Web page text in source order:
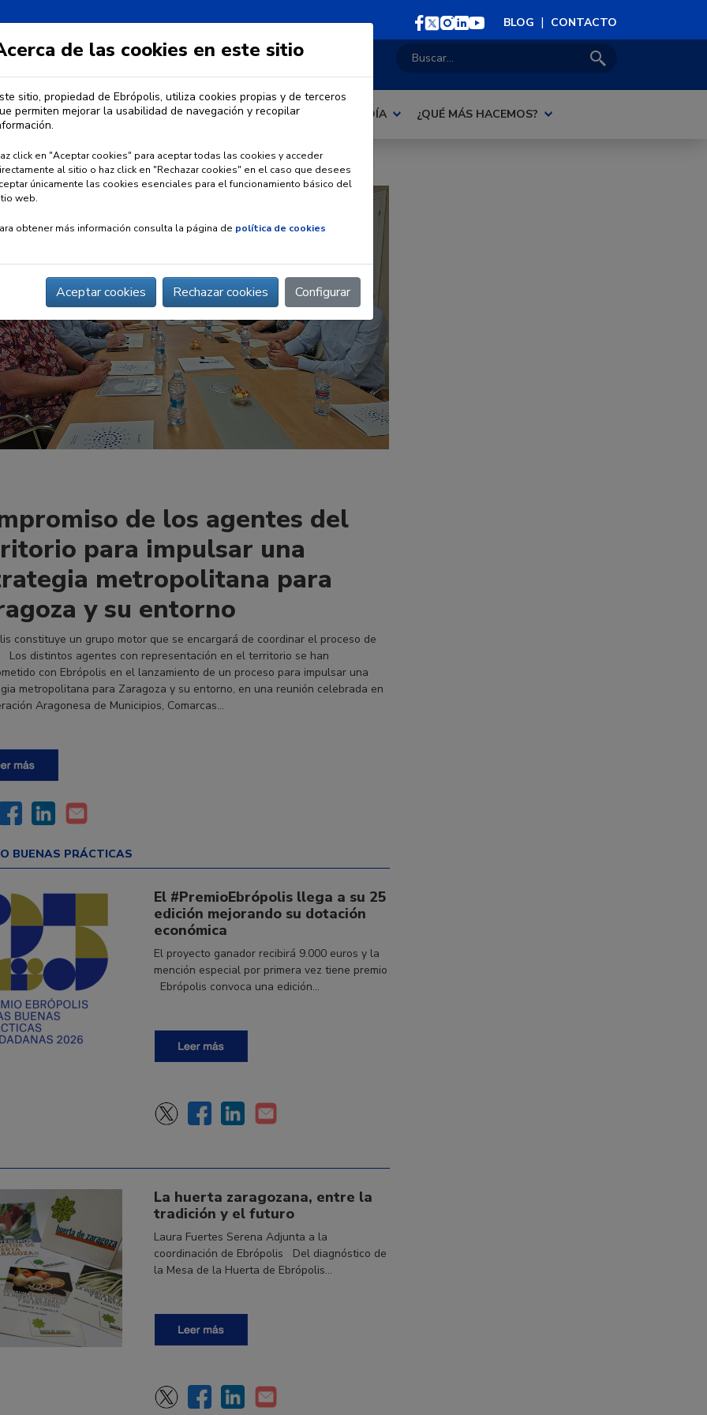
BLOG | CONTACTO
OBSERVATORIO URBANO PREMIO EBRÓPOLIS AL DÍA ¿QUÉ MÁS HACEMOS?
de los agentes del
para impulsar una
metropolitana para
y su entorno
constituye un grupo motor que se encargará de coordinar el proceso de
Los distintos agentes con representación en el territorio se han
con Ebrópolis en el lanzamiento de un proceso para impulsar una
metropolitana para Zaragoza y su entorno, en una reunión celebrada en
Aragonesa de Municipios, Comarcas…
BUENAS PRÁCTICAS
El #PremioEbrópolis llega a su 25
edición mejorando su dotación
económica
El proyecto ganador recibirá 9.000 euros y la
mención especial por primera vez tiene premio
Ebrópolis convoca una edición…
La huerta zaragozana, entre la
tradición y el futuro
Laura Fuertes Serena Adjunta a la
coordinación de Ebrópolis Del diagnóstico de
la Mesa de la Huerta de Ebrópolis…
de las cookies en este sitio
sitio, propiedad de Ebrópolis, utiliza cookies propias y de terceros
permiten mejorar la usabilidad de navegación y recopilar
click en "Aceptar cookies" para aceptar todas las cookies y acceder
al sitio o haz click en "Rechazar cookies" en el caso que desees
únicamente las cookies esenciales para el funcionamiento básico del
web.
obtener más información consulta la página de política de cookies
Aceptar cookies Rechazar cookies Configurar